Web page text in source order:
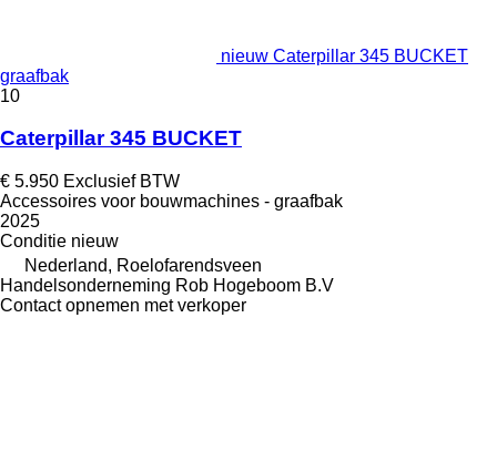
nieuw Caterpillar 345 BUCKET
graafbak
10
Caterpillar 345 BUCKET
€ 5.950 Exclusief BTW
Accessoires voor bouwmachines - graafbak
2025
Conditie nieuw
Nederland, Roelofarendsveen
Handelsonderneming Rob Hogeboom B.V
Contact opnemen met verkoper